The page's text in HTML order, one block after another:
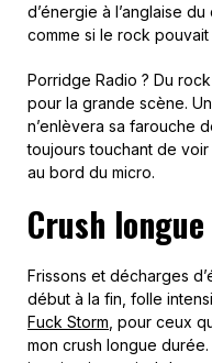
d’énergie à l’anglaise
comme si le rock
Porridge Radio ? Du
pour la grande scène.
n’enlèvera sa farouche
toujours touchant de
au bord du micro.
Crush
Frissons et décharges
début à la fin, folle
Fuck Storm , pour ceux
mon crush longue